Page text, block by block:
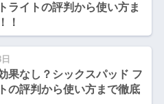
ライトの評判から使い方ま
！
果なし？シックスパッド フ
の評判から使い方まで徹底